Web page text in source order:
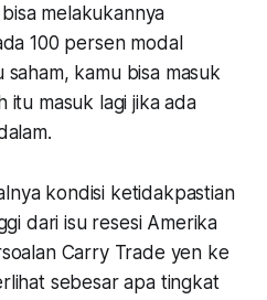
melakukannya
100 persen modal
kamu bisa masuk
itu masuk lagi jika ada
kondisi ketidakpastian
dari isu resesi Amerika
Carry Trade yen ke
sebesar apa tingkat